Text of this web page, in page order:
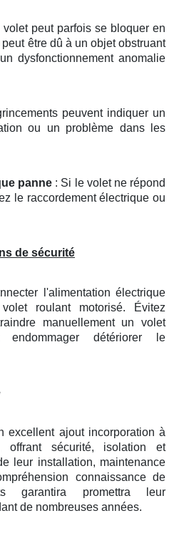
peut parfois se bloquer en
être dû à un objet obstruant
dysfonctionnement anomalie
peuvent indiquer un
ou un problème dans les
panne : Si le volet ne répond
le raccordement électrique ou
de sécurité
l'alimentation électrique
roulant motorisé. Évitez
manuellement un volet
endommager détériorer le
excellent ajout incorporation à
offrant sécurité, isolation et
leur installation, maintenance
connaissance de
garantira promettra leur
de nombreuses années.